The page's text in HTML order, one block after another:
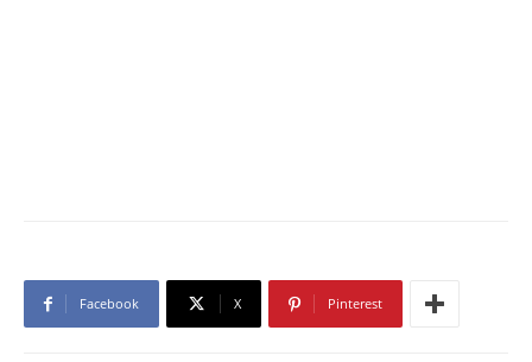
Facebook X Pinterest